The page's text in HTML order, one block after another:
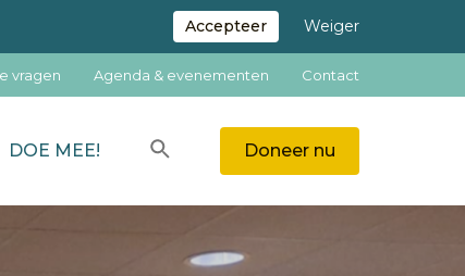
Accepteer Weiger
DOE MEE! ZOEKEN Doneer nu
vragen Agenda & evenementen Contact
Zoeken